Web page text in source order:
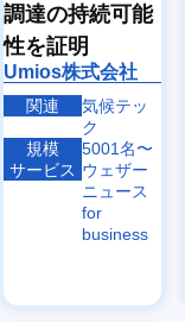
岸
象
調達の持続可能
性を証明
Umios株式会社
関連
気候テッ
ク
規模
5001名〜
サービス ウェザー
ニュース
for
business